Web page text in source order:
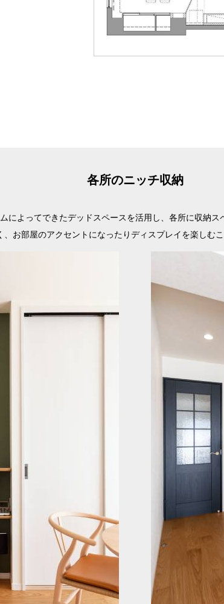
各所のニッチ収納
によってできたデッドスペースを活用し、 各所に収納ス
、お部屋のアクセントになったりディスプレイを楽しむ